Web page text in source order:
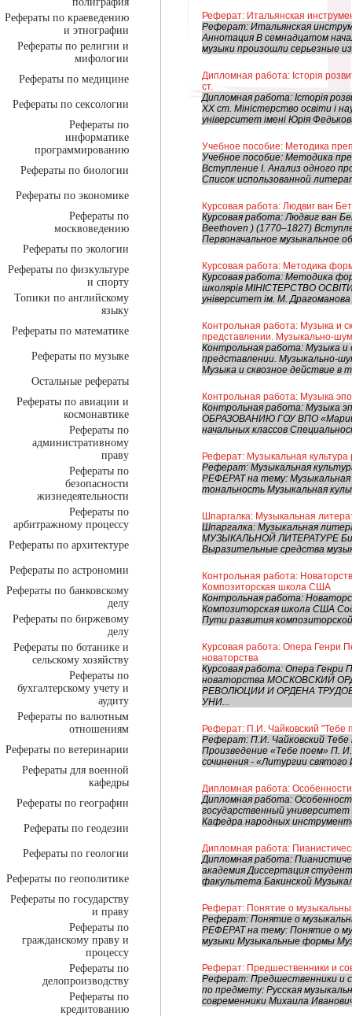
Рефераты по краеведению
и этнографии
Рефераты по религии и
мифологии
Рефераты по медицине
Рефераты по сексологии
Рефераты по
информатике
программированию
Рефераты по биологии
Рефераты по экономике
Рефераты по
москвоведению
Рефераты по экологии
Рефераты по физкультуре
и спорту
Топики по английскому
языку
Рефераты по математике
Рефераты по музыке
Остальные рефераты
Рефераты по авиации и
космонавтике
Рефераты по
административному
праву
Рефераты по
безопасности
жизнедеятельности
Рефераты по
арбитражному процессу
Рефераты по архитектуре
Рефераты по астрономии
Рефераты по банковскому
делу
Рефераты по биржевому
делу
Рефераты по ботанике и
сельскому хозяйству
Рефераты по
бухгалтерскому учету и
аудиту
Рефераты по валютным
отношениям
Рефераты по ветеринарии
Рефераты для военной
кафедры
Рефераты по географии
Рефераты по геодезии
Рефераты по геологии
Рефераты по геополитике
Рефераты по государству
и праву
Рефераты по
гражданскому праву и
процессу
Рефераты по
делопроизводству
Рефераты по
кредитованию
Реферат: Итальянская
Реферат: Итальянская
Аннотация В семнадцатом
музыки произошли серьезные
Дипломная работа: Історія
ст.
Дипломная работа: Історія
ХХ ст. Міністерство освіти і
університет імені Юрія
Учебное пособие: Методика
Учебное пособие: Методика
Вступление I. Анализ одного
Список использованной
Курсовая работа: Людвиг ван
Курсовая работа: Людвиг ван
Beethoven ) (1770–1827)
Первоначальное музыкальное
Курсовая работа: Методика
Курсовая работа: Методика
школярiв МІНІСТЕРСТВО ОСВІТИ
університет ім. М.
Контрольная работа: Музыка и
представлении. Музыкально-
Контрольная работа: Музыка и
представлении. Музыкально-
Музыка и сквозное действие в
Контрольная работа: Музыка
Контрольная работа: Музыка
ОБРАЗОВАНИЮ ГОУ ВПО
начальных классов
Реферат: Музыкальная культура
Реферат: Музыкальная
РЕФЕРАТ на тему: Музыкальная
тональность Музыкальная
Шпаргалка: Музыкальная
Шпаргалка: Музыкальная
МУЗЫКАЛЬНОЙ ЛИТЕРАТУРЕ
Выразительные средства
Контрольная работа:
Композиторская школа США
Контрольная работа:
Композиторская школа США
Пути развития
Курсовая работа: Опера Генри
новаторства
Курсовая работа: Опера Генри
новаторства МОСКОВСКИЙ
РЕВОЛЮЦИИ И ОРДЕНА
УНИ...
Реферат: П.И. Чайковский "Тебе
Реферат: П.И. Чайковский Тебе
Произведение «Тебе поем» П.
сочинения - «Литургии
Дипломная работа:
Дипломная работа:
государственный
Кафедра народных
Дипломная работа:
Дипломная работа:
академия Диссертация
факультета Бакинской
Реферат: Понятие о
Реферат: Понятие о
РЕФЕРАТ на тему: Понятие о
музыки Музыкальные формы
Реферат: Предшественники и
Реферат: Предшественники и
по предмету: Русская
современники Михаила